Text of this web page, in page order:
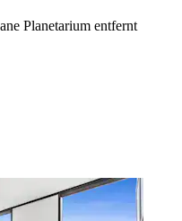
Planetarium entfernt